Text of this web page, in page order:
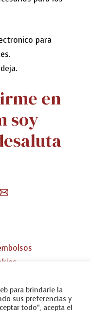
para
en
soy
para brindarle la
sus preferencias y
todo", acepta el